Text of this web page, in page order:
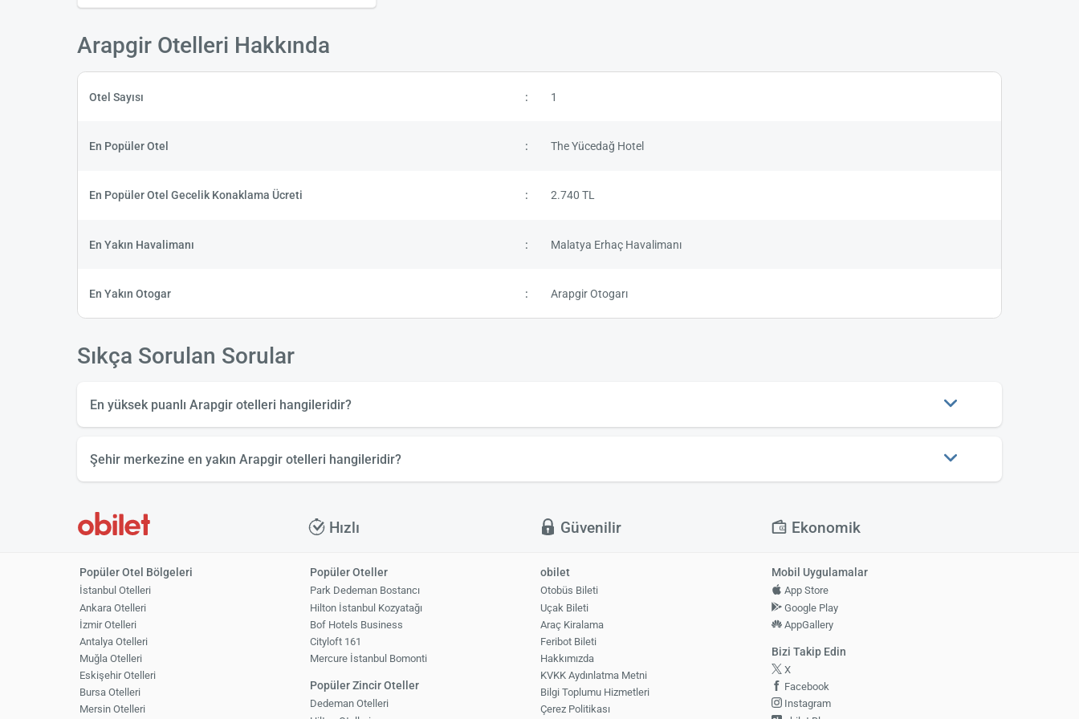
Arapgir Otelleri Hakkında
Otel Sayısı 1
En Popüler Otel The Yücedağ Hotel
En Popüler Otel Gecelik Konaklama Ücreti 2.740 TL
En Yakın Havalimanı Malatya Erhaç Havalimanı
En Yakın Otogar Arapgir Otogarı
Sıkça Sorulan Sorular
En yüksek puanlı Arapgir otelleri hangileridir?
The Yücedağ Hotel
Şehir merkezine en yakın Arapgir otelleri hangileridir?
The Yücedağ Hotel
1,0 KM
Hızlı Güvenilir Ekonomik
Popüler Otel Bölgeleri
İstanbul Otelleri
Ankara Otelleri
İzmir Otelleri
Antalya Otelleri
Muğla Otelleri
Eskişehir Otelleri
Bursa Otelleri
Mersin Otelleri
Popüler Oteller
Park Dedeman Bostancı
Hilton İstanbul Kozyatağı
Bof Hotels Business
Cityloft 161
Mercure İstanbul Bomonti
Popüler Zincir Oteller
Dedeman Otelleri
obilet
Otobüs Bileti
Uçak Bileti
Araç Kiralama
Feribot Bileti
Hakkımızda
KVKK Aydınlatma Metni
Bilgi Toplumu Hizmetleri
Çerez Politikası
Mobil Uygulamalar
App Store
Google Play
AppGallery
Bizi Takip Edin
X
Facebook
Instagram